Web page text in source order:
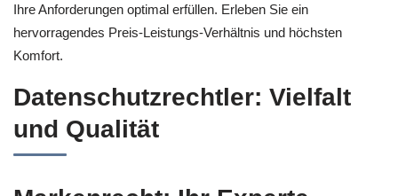
Ihre Anforderungen optimal erfüllen. Erleben Sie ein
hervorragendes Preis-Leistungs-Verhältnis und höchsten
Komfort.
Datenschutzrechtler: Vielfalt
und Qualität